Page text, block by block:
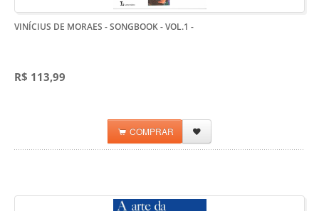
VINÍCIUS DE MORAES - SONGBOOK - VOL.1 -
R$ 113,99
COMPRAR